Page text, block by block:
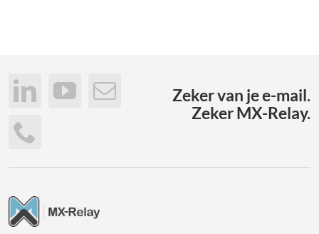
Zeker van je e-mail.
Zeker MX-Relay.